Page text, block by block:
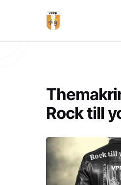
Rock till